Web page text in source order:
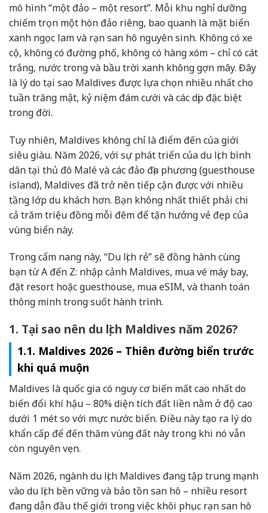
mô hình “một đảo – một resort”. Mỗi khu nghỉ dưỡng
chiếm trọn một hòn đảo riêng, bao quanh là mặt biển
xanh ngọc lam và rạn san hô nguyên sinh. Không có xe
cộ, không có đường phố, không có hàng xóm – chỉ có cát
trắng, nước trong và bầu trời xanh không gợn mây. Đây
là lý do tại sao Maldives được lựa chọn nhiều nhất cho
tuần trăng mật, kỷ niệm đám cưới và các dịp đặc biệt
trong đời.
Tuy nhiên, Maldives không chỉ là điểm đến của giới
siêu giàu. Năm 2026, với sự phát triển của du lịch bình
dân tại thủ đô Malé và các đảo địa phương (guesthouse
island), Maldives đã trở nên tiếp cận được với nhiều
tầng lớp du khách hơn. Bạn không nhất thiết phải chi
cả trăm triệu đồng mỗi đêm để tận hưởng vẻ đẹp của
vùng biển này.
Trong cẩm nang này, “Du lịch rẻ” sẽ đồng hành cùng
bạn từ A đến Z: nhập cảnh Maldives, mua vé máy bay,
đặt resort hoặc guesthouse, mua eSIM, và thanh toán
thông minh trong suốt hành trình.
1. Tại sao nên du lịch Maldives năm 2026?
1.1. Maldives 2026 – Thiên đường biển trước
khi quá muộn
Maldives là quốc gia có nguy cơ biến mất cao nhất do
biến đổi khí hậu – 80% diện tích đất liền nằm ở độ cao
dưới 1 mét so với mực nước biển. Điều này tạo ra lý do
khẩn cấp để đến thăm vùng đất này trong khi nó vẫn
còn nguyên vẹn.
Năm 2026, ngành du lịch Maldives đang tập trung mạnh
vào du lịch bền vững và bảo tồn san hô – nhiều resort
đang dẫn đầu thế giới trong việc khôi phục rạn san hô